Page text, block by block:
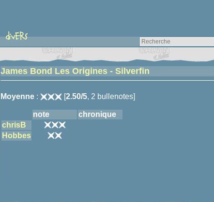
James Bond Les Origines - Silverfin
Moyenne : [2.50/5, 2 bullenotes]
note
chronique
chrisB
Hobbes